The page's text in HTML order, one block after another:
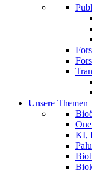
Unsere Themen
KI,